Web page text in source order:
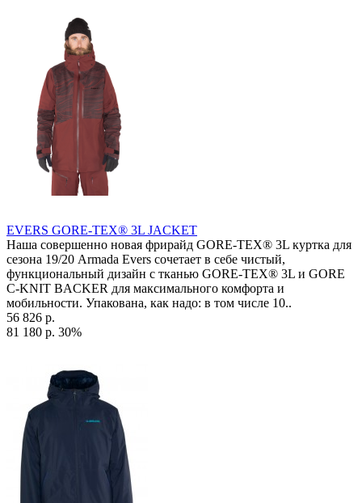
EVERS GORE-TEX® 3L JACKET
Наша совершенно новая фрирайд GORE-TEX® 3L куртка для
сезона 19/20 Armada Evers сочетает в себе чистый,
функциональный дизайн с тканью GORE-TEX® 3L и GORE
C-KNIT BACKER для максимального комфорта и
мобильности. Упакована, как надо: в том числе 10..
56 826 р.
81 180 р. 30%